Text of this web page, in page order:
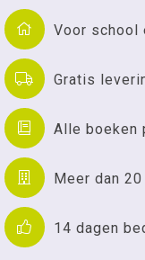
Voor school
Gratis
Alle boeken
Meer dan
14 dagen